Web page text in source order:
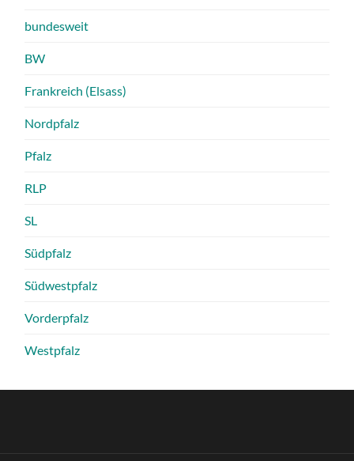
bundesweit
BW
Frankreich (Elsass)
Nordpfalz
Pfalz
RLP
SL
Südpfalz
Südwestpfalz
Vorderpfalz
Westpfalz